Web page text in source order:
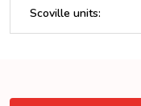
Scoville units: